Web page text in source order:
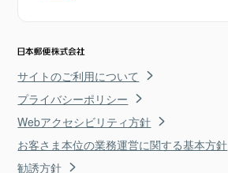
サイトのご利用について
プライバシーポリシー
Webアクセシビリティ方針
お客さま本位の業務運営に関する基本方針
勧誘方針